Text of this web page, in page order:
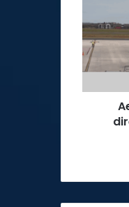
directa
entre
Fort
Lauderdale
y